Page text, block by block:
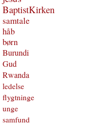
BaptistKirken
samtale
håb
børn
Burundi
Gud
Rwanda
ledelse
flygtninge
unge
samfund